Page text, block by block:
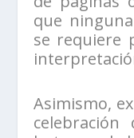
que
se requiere
Asimismo,